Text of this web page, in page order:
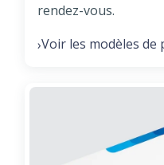
rendez-vous.
›Voir les modèles de